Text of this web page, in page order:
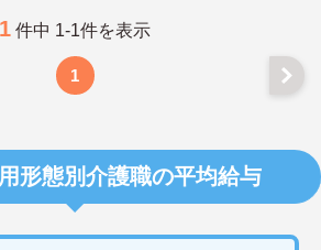
1 件中 1-1件を表示
1
形態別介護職の平均給与